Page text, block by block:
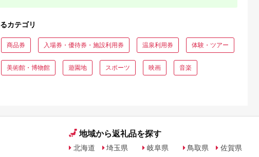
カテゴリ
商品券 入場券・優待券・施設利用券 温泉利用券 体験・ツアー
美術館・博物館 遊園地 スポーツ 映画 音楽
地域から返礼品を探す
北海道
埼玉県
岐阜県
鳥取県
佐賀県